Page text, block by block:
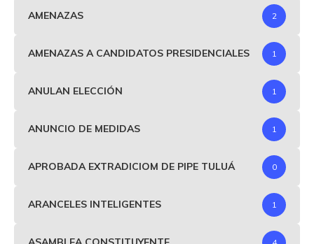
AMENAZAS 2
AMENAZAS A CANDIDATOS PRESIDENCIALES 1
ANULAN ELECCIÓN 1
ANUNCIO DE MEDIDAS 1
APROBADA EXTRADICIOM DE PIPE TULUÁ 0
ARANCELES INTELIGENTES 1